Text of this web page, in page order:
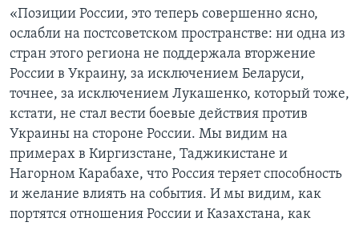
«Позиции России, это теперь совершенно ясно,
ослабли на постсоветском пространстве: ни одна из
стран этого региона не поддержала вторжение
России в Украину, за исключением Беларуси,
точнее, за исключением Лукашенко, который тоже,
кстати, не стал вести боевые действия против
Украины на стороне России. Мы видим на
примерах в Киргизстане, Таджикистане и
Нагорном Карабахе, что Россия теряет способность
и желание влиять на события. И мы видим, как
портятся отношения России и Казахстана, как